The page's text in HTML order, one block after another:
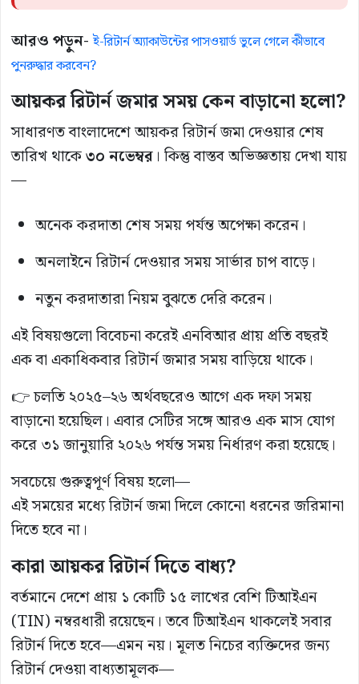
আরও পড়ুন-ই-রিটার্ন অ্যাকাউন্টের পাসওয়ার্ড ভুলে গেলে কীভাবে
পুনরুদ্ধার করবেন?
আয়কর রিটার্ন জমার সময় কেন বাড়ানো হলো?
সাধারণত বাংলাদেশে আয়কর রিটার্ন জমা দেওয়ার শেষ
তারিখ থাকে৩০ নভেম্বর। কিন্তু বাস্তব অভিজ্ঞতায় দেখা যায়
—
অনেক করদাতা শেষ সময় পর্যন্ত অপেক্ষা করেন।
অনলাইনে রিটার্ন দেওয়ার সময় সার্ভার চাপ বাড়ে।
নতুন করদাতারা নিয়ম বুঝতে দেরি করেন।
এই বিষয়গুলো বিবেচনা করেই এনবিআর প্রায় প্রতি বছরই
এক বা একাধিকবার রিটার্ন জমার সময় বাড়িয়ে থাকে।
👉 চলতি ২০২৫–২৬ অর্থবছরেও আগে এক দফা সময়
বাড়ানো হয়েছিল। এবার সেটির সঙ্গে আরও এক মাস যোগ
করে ৩১ জানুয়ারি ২০২৬ পর্যন্ত সময় নির্ধারণ করা হয়েছে।
সবচেয়ে গুরুত্বপূর্ণ বিষয় হলো—
এই সময়ের মধ্যে রিটার্ন জমা দিলে কোনো ধরনের জরিমানা
দিতে হবে না।
কারা আয়কর রিটার্ন দিতে বাধ্য?
বর্তমানে দেশে প্রায় ১ কোটি ১৫ লাখের বেশি টিআইএন
(TIN) নম্বরধারী রয়েছেন। তবে টিআইএন থাকলেই সবার
রিটার্ন দিতে হবে—এমন নয়। মূলত নিচের ব্যক্তিদের জন্য
রিটার্ন দেওয়া বাধ্যতামূলক—